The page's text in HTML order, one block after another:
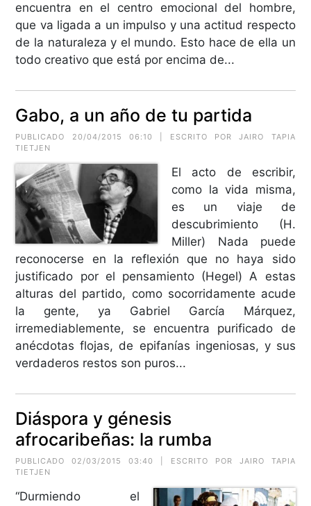
encuentra en el centro emocional del hombre,
que va ligada a un impulso y una actitud respecto
de la naturaleza y el mundo. Esto hace de ella un
todo creativo que está por encima de...
Gabo, a un año de tu partida
PUBLICADO 20/04/2015 06:10 | ESCRITO POR JAIRO TAPIA
TIETJEN
El acto de escribir,
como la vida misma,
es un viaje de
descubrimiento (H.
Miller) Nada puede
reconocerse en la reflexión que no haya sido
justificado por el pensamiento (Hegel) A estas
alturas del partido, como socorridamente acude
la gente, ya Gabriel García Márquez,
irremediablemente, se encuentra purificado de
anécdotas flojas, de epifanías ingeniosas, y sus
verdaderos restos son puros...
Diáspora y génesis
afrocaribeñas: la rumba
PUBLICADO 02/03/2015 03:40 | ESCRITO POR JAIRO TAPIA
TIETJEN
“Durmiendo el